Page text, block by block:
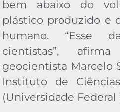
bem abaixo do
plástico produzido e
humano. “Esse
cientistas”,
geocientista Marcelo
Instituto de
(Universidade Federal